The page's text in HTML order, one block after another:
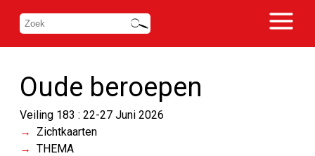
Oude beroepen
Veiling 183 : 22-27 Juni 2026
Zichtkaarten
THEMA